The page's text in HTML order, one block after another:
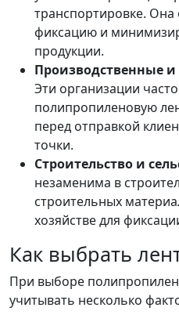
транспортировке.
фиксацию и
продукции.
Производственные
Эти организации
полипропиленовую
перед отправкой
точки.
Строительство и
незаменима в
строительных
хозяйстве для
Как выбрать
При выборе
учитывать несколько